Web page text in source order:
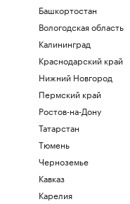
Башкортостан
Вологодская область
Калининград
Краснодарский край
Нижний Новгород
Пермский край
Ростов-на-Дону
Татарстан
Тюмень
Черноземье
Кавказ
Карелия